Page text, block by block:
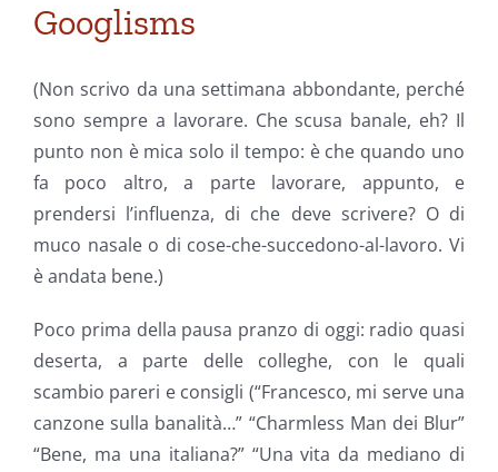
Googlisms
(Non scrivo da una settimana abbondante, perché
sono sempre a lavorare. Che scusa banale, eh? Il
punto non è mica solo il tempo: è che quando uno
fa poco altro, a parte lavorare, appunto, e
prendersi l’influenza, di che deve scrivere? O di
muco nasale o di cose-che-succedono-al-lavoro. Vi
è andata bene.)
Poco prima della pausa pranzo di oggi: radio quasi
deserta, a parte delle colleghe, con le quali
scambio pareri e consigli (“Francesco, mi serve una
canzone sulla banalità…” “Charmless Man dei Blur”
“Bene, ma una italiana?” “Una vita da mediano di